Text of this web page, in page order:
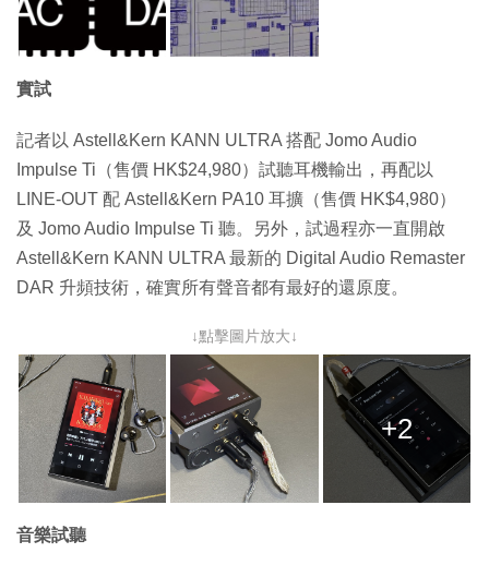
實試
記者以 Astell&Kern KANN ULTRA 搭配 Jomo Audio
Impulse Ti（售價 HK$24,980）試聽耳機輸出，再配以
LINE-OUT 配 Astell&Kern PA10 耳擴（售價 HK$4,980）
及 Jomo Audio Impulse Ti 聽。另外，試過程亦一直開啟
Astell&Kern KANN ULTRA 最新的 Digital Audio Remaster
DAR 升頻技術，確實所有聲音都有最好的還原度。
↓點擊圖片放大↓
+2
音樂試聽